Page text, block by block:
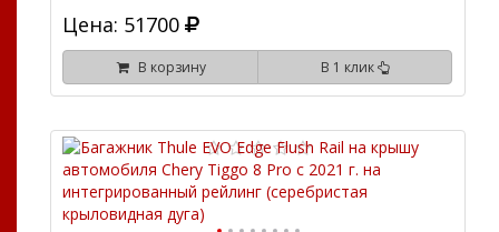
Цена: 51700
В корзину В 1 клик